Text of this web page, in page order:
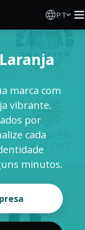
PT
marca com
vibrante.
por
cada
minutos.